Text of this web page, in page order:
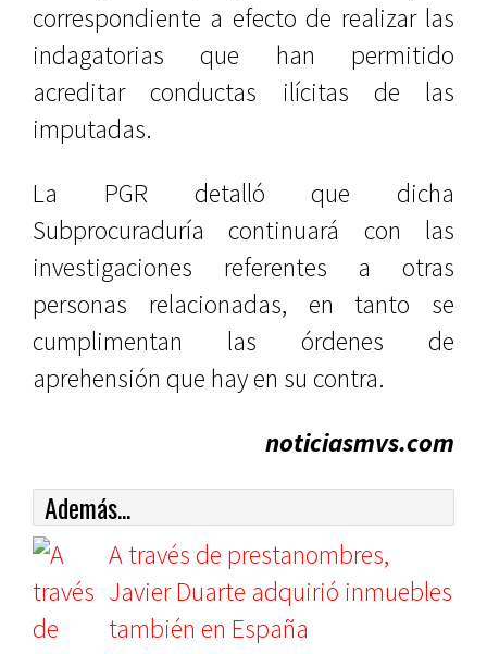
correspondiente a efecto de realizar las
indagatorias que han permitido
acreditar conductas ilícitas de las
imputadas.
La PGR detalló que dicha
Subprocuraduría continuará con las
investigaciones referentes a otras
personas relacionadas, en tanto se
cumplimentan las órdenes de
aprehensión que hay en su contra.
noticiasmvs.com
Además...
A través de prestanombres,
Javier Duarte adquirió inmuebles
también en España